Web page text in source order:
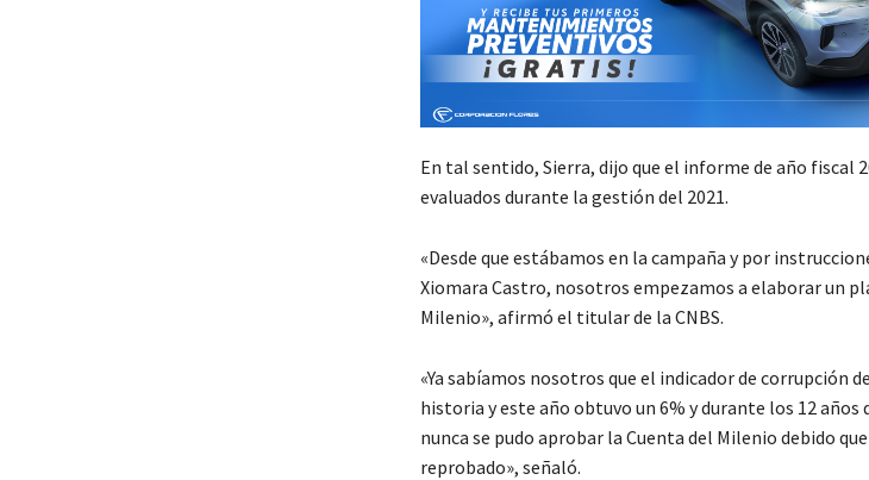
En tal sentido, Sierra, dijo que el informe de año fiscal
evaluados durante la gestión del 2021.
«Desde que estábamos en la campaña y por
Xiomara Castro, nosotros empezamos a elaborar un
Milenio», afirmó el titular de la CNBS.
«Ya sabíamos nosotros que el indicador de corrupción
historia y este año obtuvo un 6% y durante los 12
nunca se pudo aprobar la Cuenta del Milenio debido
reprobado», señaló.